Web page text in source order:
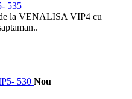
535
la VENALISA VIP4 cu
Nou